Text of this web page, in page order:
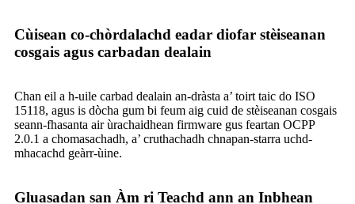
Cùisean co-chòrdalachd eadar diofar stèiseanan
cosgais agus carbadan dealain
Chan eil a h-uile carbad dealain an-dràsta a’ toirt taic do ISO
15118, agus is dòcha gum bi feum aig cuid de stèiseanan cosgais
seann-fhasanta air ùrachaidhean firmware gus feartan OCPP
2.0.1 a chomasachadh, a’ cruthachadh chnapan-starra uchd-
mhacachd geàrr-ùine.
Gluasadan san Àm ri Teachd ann an Inbhean